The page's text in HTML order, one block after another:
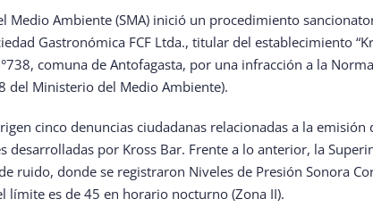
Medio Ambiente (SMA) inició un procedimiento
Gastronómica FCF Ltda., titular del establecimiento
comuna de Antofagasta, por una infracción a la
del Ministerio del Medio Ambiente).
cinco denuncias ciudadanas relacionadas a la
desarrolladas por Kross Bar. Frente a lo anterior, la
ruido, donde se registraron Niveles de Presión Sonora
límite es de 45 en horario nocturno (Zona II).